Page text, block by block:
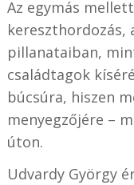
Az egymás
kereszthordozás,
pillanataiban,
családtagok
búcsúra, hiszen
menyegzőjére –
úton.
Udvardy György